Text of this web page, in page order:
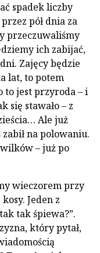
spadek liczby
pół dnia za
przeczuwaliśmy
ich zabijać,
Zajęcy będzie
lat, to potem
to jest przyroda – i
się stawało – z
Ale już
na polowaniu.
– już po
wieczorem przy
Jeden z
tak śpiewa?”.
który pytał,